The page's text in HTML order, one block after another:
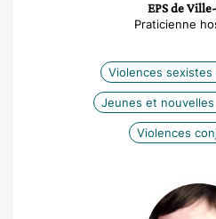
EPS de
Praticienne
Violences
Jeunes et
Violences